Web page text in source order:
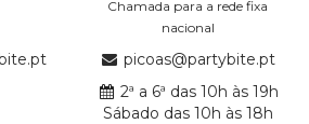
Chamada para a rede fixa
nacional
picoas@partybite.pt
2ª a 6ª das 10h às 19h
Sábado das 10h às 18h